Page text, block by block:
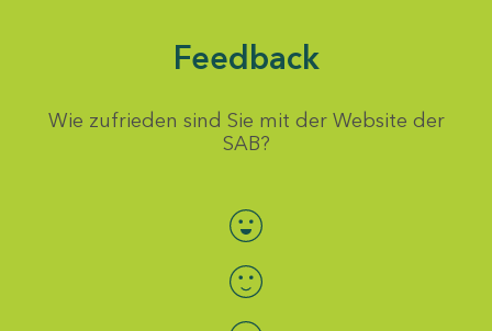
Feedback
Wie zufrieden sind Sie mit der Website der
SAB?
Bewertung auswählen